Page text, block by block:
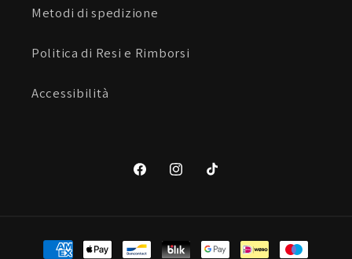
Metodi di spedizione
Politica di Resi e Rimborsi
Accessibilità
FacebookInstagramTikTok
Metodi